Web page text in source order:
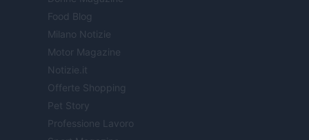
Food Blog
Milano Notizie
Motor Magazine
Notizie.it
Offerte Shopping
Pet Story
Professione Lavoro